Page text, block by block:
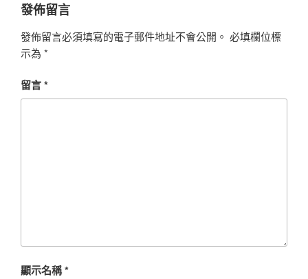
發佈留言
發佈留言必須填寫的電子郵件地址不會公開。 必填欄位標
示為 *
留言*
顯示名稱*